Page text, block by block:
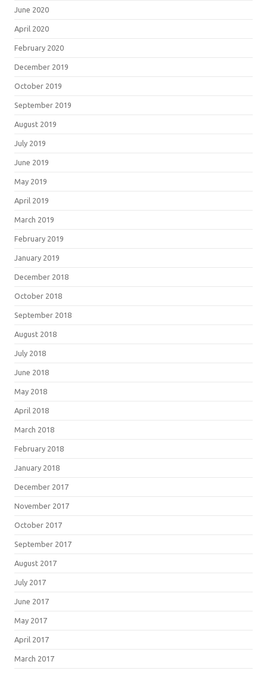
June 2020
April 2020
February 2020
December 2019
October 2019
September 2019
August 2019
July 2019
June 2019
May 2019
April 2019
March 2019
February 2019
January 2019
December 2018
October 2018
September 2018
August 2018
July 2018
June 2018
May 2018
April 2018
March 2018
February 2018
January 2018
December 2017
November 2017
October 2017
September 2017
August 2017
July 2017
June 2017
May 2017
April 2017
March 2017